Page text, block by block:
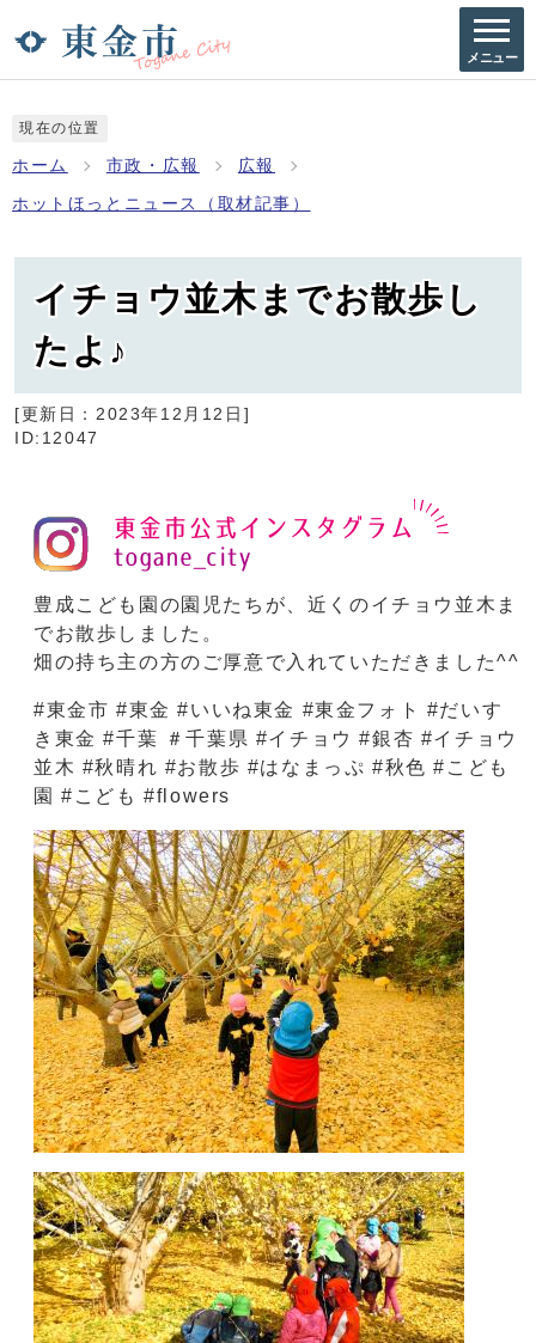
メニュー
現在の位置
ホーム 市政・広報 広報
ホットほっとニュース（取材記事）
イチョウ並木までお散歩し
たよ♪
[更新日： 2023年12月12日 ]
ID:12047
豊成こども園の園児たちが、近くのイチョウ並木ま
でお散歩しました。
畑の持ち主の方のご厚意で入れていただきました^^
#東金市 #東金 #いいね東金 #東金フォト #だいす
き東金 #千葉 ＃千葉県 #イチョウ #銀杏 #イチョウ
並木 #秋晴れ #お散歩 #はなまっぷ #秋色 #こども
園 #こども #flowers